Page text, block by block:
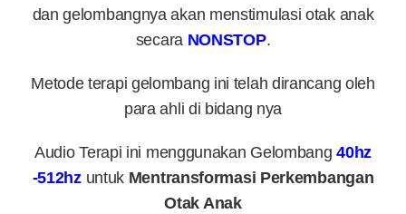
dan gelombangnya akan menstimulasi otak anak
secara NONSTOP.
Metode terapi gelombang ini telah dirancang oleh
para ahli di bidang nya
Audio Terapi ini menggunakan Gelombang40hz
-512hzuntuk Mentransformasi Perkembangan
Otak Anak